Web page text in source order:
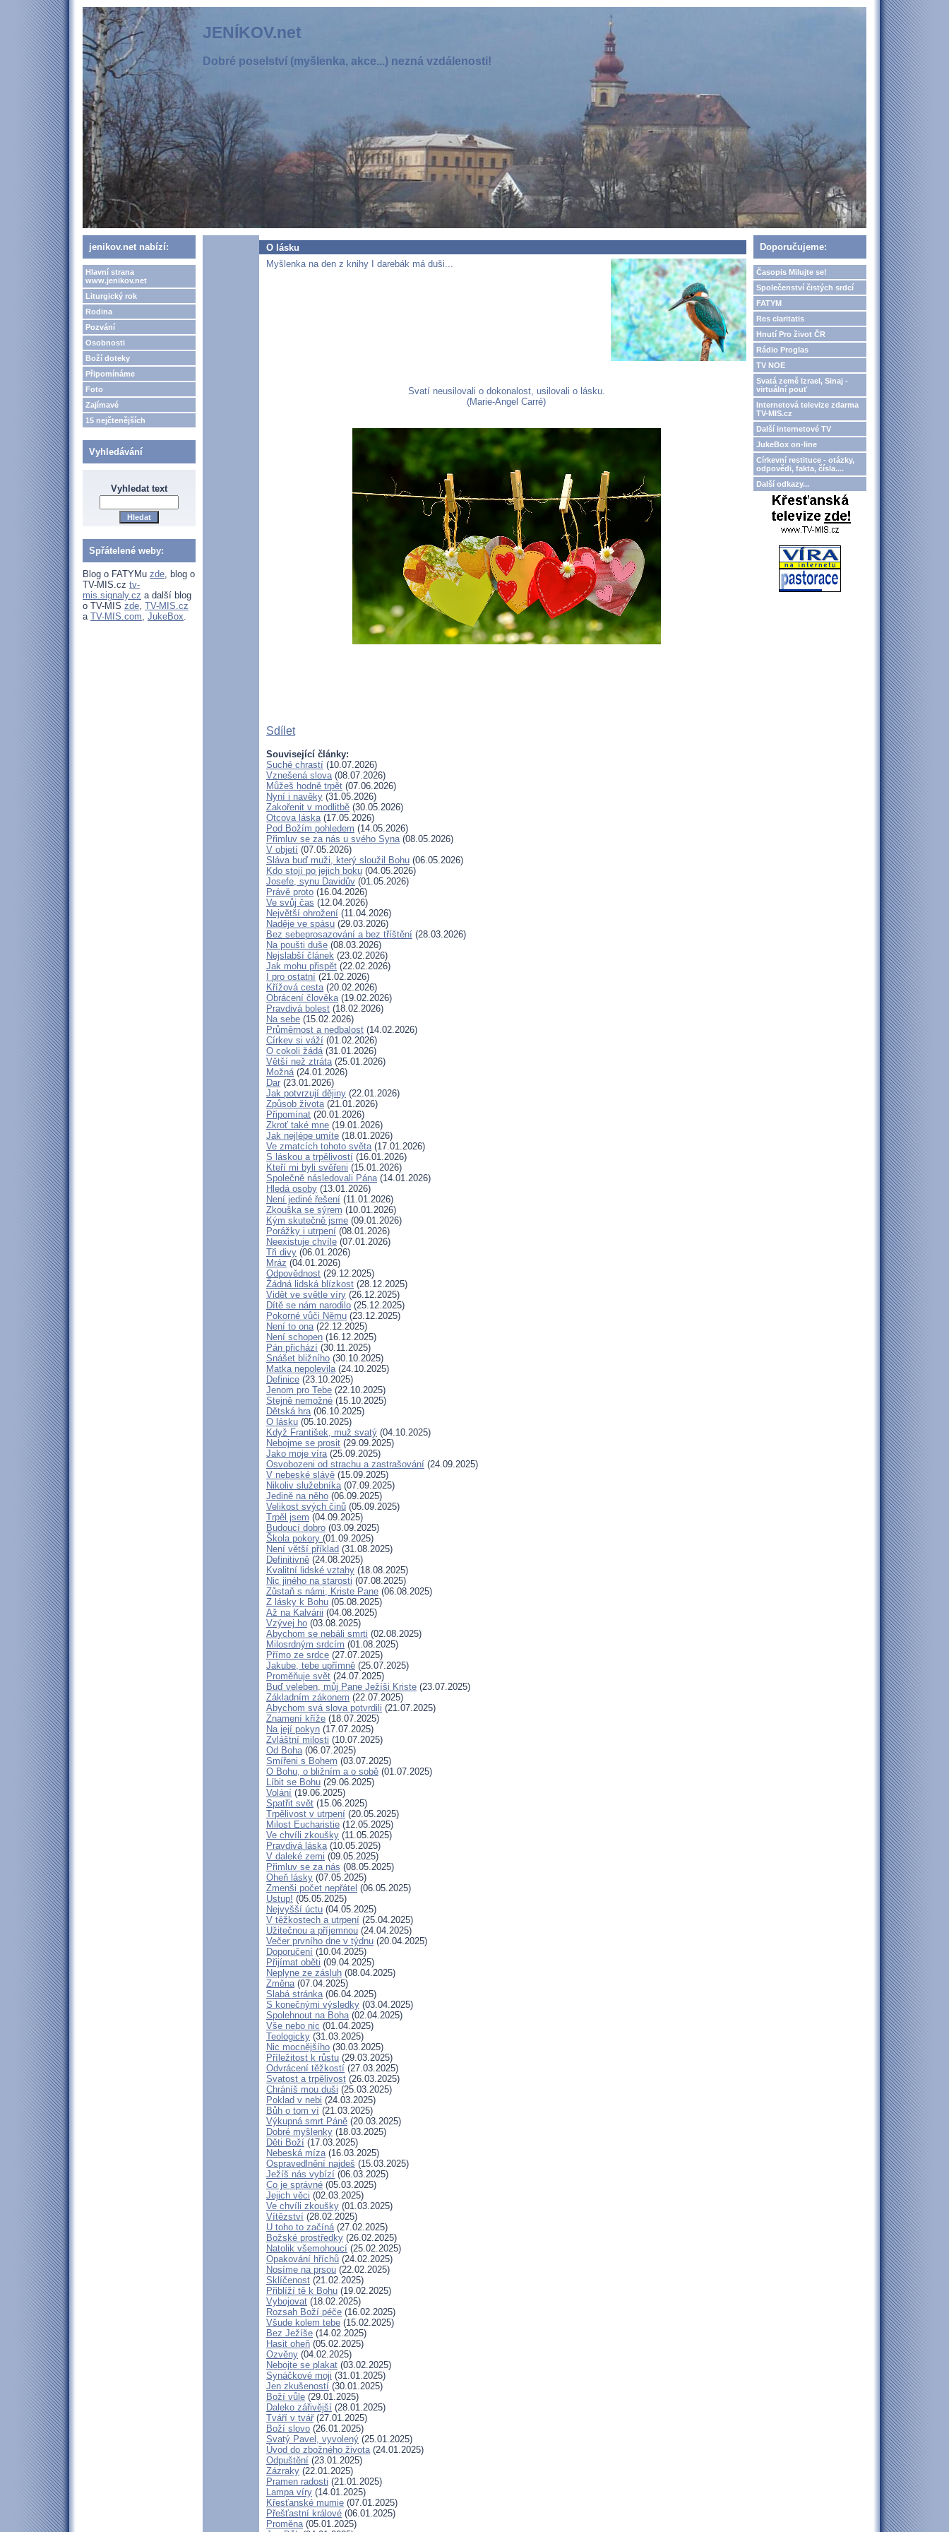
JENÍKOV.net
Dobré poselství (myšlenka, akce...) nezná vzdálenosti!
jenikov.net nabízí:
Hlavní strana
www.jenikov.net
Liturgický rok
Rodina
Pozvání
Osobnosti
Boží doteky
Připomínáme
Foto
Zajímavé
15 nejčtenějších
Vyhledávání
Vyhledat text
Spřátelené weby:
Blog o FATYMu zde, blog o
TV-MIS.cz tv-
mis.signaly.cz a další blog
o TV-MIS zde, TV-MIS.cz
a TV-MIS.com, JukeBox.
O lásku
Myšlenka na den z knihy I darebák má duši...
Svatí neusilovali o dokonalost, usilovali o lásku.
(Marie-Angel Carré)
Sdílet
Související články:
Suché chrastí (10.07.2026)
Vznešená slova(08.07.2026)
Můžeš hodně trpět (07.06.2026)
Nyní i navěky (31.05.2026)
Zakořenit v modlitbě (30.05.2026)
Otcova láska(17.05.2026)
Pod Božím pohledem (14.05.2026)
Přimluv se za nás u svého Syna(08.05.2026)
V objetí (07.05.2026)
Sláva buď muži, který sloužil Bohu (06.05.2026)
Kdo stojí po jejich boku (04.05.2026)
Josefe, synu Davidův (01.05.2026)
Právě proto (16.04.2026)
Ve svůj čas (12.04.2026)
Největší ohrožení (11.04.2026)
Naděje ve spásu (29.03.2026)
Bez sebeprosazování a bez tříštění (28.03.2026)
Na poušti duše (08.03.2026)
Nejslabší článek (23.02.2026)
Jak mohu přispět (22.02.2026)
I pro ostatní (21.02.2026)
Křížová cesta(20.02.2026)
Obrácení člověka(19.02.2026)
Pravdivá bolest (18.02.2026)
Na sebe (15.02.2026)
Průměrnost a nedbalost (14.02.2026)
Církev si váží (01.02.2026)
O cokoli žádá(31.01.2026)
Větší než ztráta(25.01.2026)
Možná(24.01.2026)
Dar (23.01.2026)
Jak potvrzují dějiny (22.01.2026)
Způsob života(21.01.2026)
Připomínat (20.01.2026)
Zkroť také mne (19.01.2026)
Jak nejlépe umíte (18.01.2026)
Ve zmatcích tohoto světa(17.01.2026)
S láskou a trpělivostí (16.01.2026)
Kteří mi byli svěřeni (15.01.2026)
Společně následovali Pána(14.01.2026)
Hledá osoby (13.01.2026)
Není jediné řešení (11.01.2026)
Zkouška se sýrem (10.01.2026)
Kým skutečně jsme (09.01.2026)
Porážky i utrpení (08.01.2026)
Neexistuje chvíle (07.01.2026)
Tři divy (06.01.2026)
Mráz (04.01.2026)
Odpovědnost (29.12.2025)
Žádná lidská blízkost (28.12.2025)
Vidět ve světle víry (26.12.2025)
Dítě se nám narodilo (25.12.2025)
Pokorné vůči Němu (23.12.2025)
Není to ona(22.12.2025)
Není schopen (16.12.2025)
Pán přichází (30.11.2025)
Snášet bližního (30.10.2025)
Matka nepolevila(24.10.2025)
Definice (23.10.2025)
Jenom pro Tebe (22.10.2025)
Stejně nemožné (15.10.2025)
Dětská hra(06.10.2025)
O lásku (05.10.2025)
Když František, muž svatý (04.10.2025)
Nebojme se prosit (29.09.2025)
Jako moje víra(25.09.2025)
Osvobozeni od strachu a zastrašování (24.09.2025)
V nebeské slávě (15.09.2025)
Nikoliv služebníka(07.09.2025)
Jedině na něho (06.09.2025)
Velikost svých činů (05.09.2025)
Trpěl jsem (04.09.2025)
Budoucí dobro (03.09.2025)
Škola pokory (01.09.2025)
Není větší příklad (31.08.2025)
Definitivně (24.08.2025)
Kvalitní lidské vztahy (18.08.2025)
Nic jiného na starosti (07.08.2025)
Zůstaň s námi, Kriste Pane (06.08.2025)
Z lásky k Bohu (05.08.2025)
Až na Kalvárii (04.08.2025)
Vzývej ho (03.08.2025)
Abychom se nebáli smrti (02.08.2025)
Milosrdným srdcím (01.08.2025)
Přímo ze srdce (27.07.2025)
Jakube, tebe upřímně (25.07.2025)
Proměňuje svět (24.07.2025)
Buď veleben, můj Pane Ježíši Kriste (23.07.2025)
Základním zákonem (22.07.2025)
Abychom svá slova potvrdili (21.07.2025)
Znamení kříže (18.07.2025)
Na její pokyn (17.07.2025)
Zvláštní milosti (10.07.2025)
Od Boha(06.07.2025)
Smířeni s Bohem (03.07.2025)
O Bohu, o bližním a o sobě (01.07.2025)
Líbit se Bohu (29.06.2025)
Volání (19.06.2025)
Spatřit svět (15.06.2025)
Trpělivost v utrpení (20.05.2025)
Milost Eucharistie (12.05.2025)
Ve chvíli zkoušky (11.05.2025)
Pravdivá láska(10.05.2025)
V daleké zemi (09.05.2025)
Přimluv se za nás (08.05.2025)
Oheň lásky (07.05.2025)
Zmenši počet nepřátel (06.05.2025)
Ustup! (05.05.2025)
Nejvyšší úctu (04.05.2025)
V těžkostech a utrpení (25.04.2025)
Užitečnou a příjemnou (24.04.2025)
Večer prvního dne v týdnu (20.04.2025)
Doporučení (10.04.2025)
Přijímat oběti (09.04.2025)
Neplyne ze zásluh (08.04.2025)
Změna(07.04.2025)
Slabá stránka(06.04.2025)
S konečnými výsledky (03.04.2025)
Spolehnout na Boha(02.04.2025)
Vše nebo nic (01.04.2025)
Teologicky (31.03.2025)
Nic mocnějšího (30.03.2025)
Příležitost k růstu (29.03.2025)
Odvrácení těžkostí (27.03.2025)
Svatost a trpělivost (26.03.2025)
Chráníš mou duši (25.03.2025)
Poklad v nebi (24.03.2025)
Bůh o tom ví (21.03.2025)
Výkupná smrt Páně (20.03.2025)
Dobré myšlenky (18.03.2025)
Děti Boží (17.03.2025)
Nebeská míza(16.03.2025)
Ospravedlnění najdeš (15.03.2025)
Ježíš nás vybízí (06.03.2025)
Co je správné (05.03.2025)
Jejich věci (02.03.2025)
Ve chvíli zkoušky (01.03.2025)
Vítězství (28.02.2025)
U toho to začíná(27.02.2025)
Božské prostředky (26.02.2025)
Natolik všemohoucí (25.02.2025)
Opakování hříchů (24.02.2025)
Nosíme na prsou (22.02.2025)
Sklíčenost (21.02.2025)
Přiblíží tě k Bohu (19.02.2025)
Vybojovat (18.02.2025)
Rozsah Boží péče (16.02.2025)
Všude kolem tebe (15.02.2025)
Bez Ježíše (14.02.2025)
Hasit oheň (05.02.2025)
Ozvěny (04.02.2025)
Nebojte se plakat (03.02.2025)
Synáčkové moji (31.01.2025)
Jen zkušeností (30.01.2025)
Boží vůle (29.01.2025)
Daleko zářivější (28.01.2025)
Tváří v tvář(27.01.2025)
Boží slovo (26.01.2025)
Svatý Pavel, vyvolený (25.01.2025)
Úvod do zbožného života(24.01.2025)
Odpuštění (23.01.2025)
Zázraky (22.01.2025)
Pramen radosti (21.01.2025)
Lampa víry (14.01.2025)
Křesťanské mumie (07.01.2025)
Přešťastní králové (06.01.2025)
Proměna(05.01.2025)
Doporučujeme:
Časopis Milujte se!
Společenství čistých srdcí
FATYM
Res claritatis
Hnutí Pro život ČR
Rádio Proglas
TV NOE
Svatá země Izrael, Sinaj -
virtuální pouť
Internetová televize zdarma
TV-MIS.cz
Další internetové TV
JukeBox on-line
Církevní restituce - otázky,
odpovědi, fakta, čísla....
Další odkazy...